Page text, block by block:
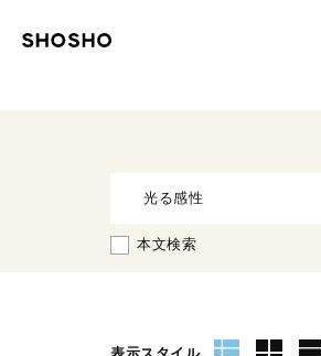
本文検索